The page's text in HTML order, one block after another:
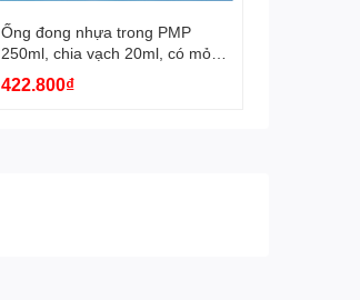
Ống đong nhựa trong PMP
250ml, chia vạch 20ml, có mỏ
K1574 Kartell
422.800₫